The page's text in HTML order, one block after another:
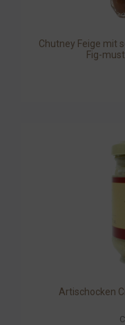
Chutney Feige mit
Fig-
Artischocken